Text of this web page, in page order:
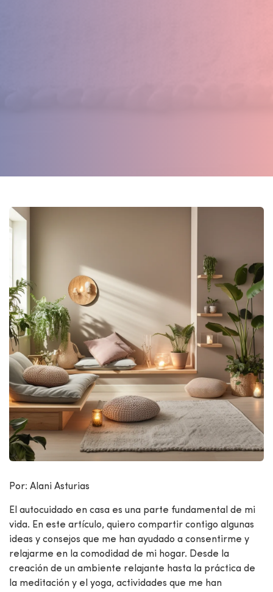
Por: Alani Asturias
El autocuidado en casa es una parte fundamental de mi
vida. En este artículo, quiero compartir contigo algunas
ideas y consejos que me han ayudado a consentirme y
relajarme en la comodidad de mi hogar. Desde la
creación de un ambiente relajante hasta la práctica de
la meditación y el yoga, actividades que me han